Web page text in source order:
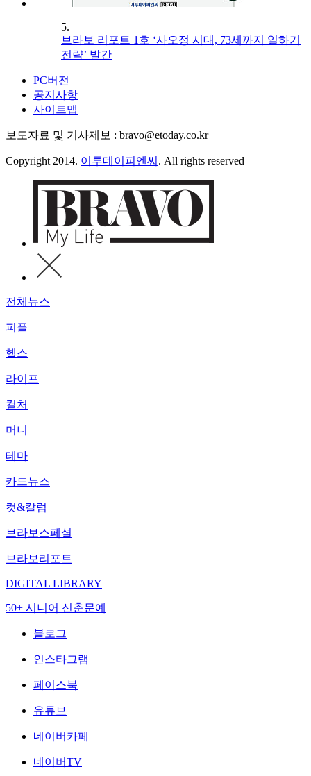
5.
브라보 리포트 1호 ‘사오정 시대, 73세까지 일하기
전략’ 발간
PC버전
공지사항
사이트맵
보도자료 및 기사제보 : bravo@etoday.co.kr
Copyright 2014. 이투데이피엔씨 . All rights reserved
전체뉴스
피플
헬스
라이프
컬처
머니
테마
카드뉴스
컷&칼럼
브라보스페셜
브라보리포트
DIGITAL LIBRARY
50+ 시니어 신춘문예
블로그
인스타그램
페이스북
유튜브
네이버카페
네이버TV